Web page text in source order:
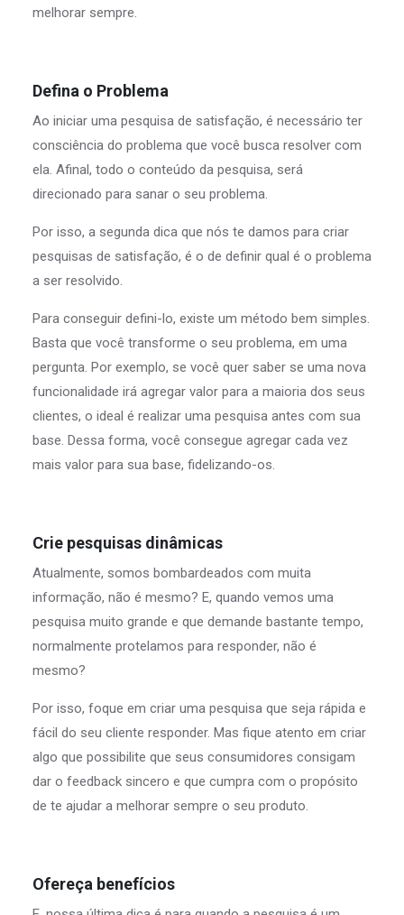
melhorar sempre.
Defina o Problema
Ao iniciar uma pesquisa de satisfação, é necessário ter
consciência do problema que você busca resolver com
ela. Afinal, todo o conteúdo da pesquisa, será
direcionado para sanar o seu problema.
Por isso, a segunda dica que nós te damos para criar
pesquisas de satisfação, é o de definir qual é o problema
a ser resolvido.
Para conseguir defini-lo, existe um método bem simples.
Basta que você transforme o seu problema, em uma
pergunta. Por exemplo, se você quer saber se uma nova
funcionalidade irá agregar valor para a maioria dos seus
clientes, o ideal é realizar uma pesquisa antes com sua
base. Dessa forma, você consegue agregar cada vez
mais valor para sua base, fidelizando-os.
Crie pesquisas dinâmicas
Atualmente, somos bombardeados com muita
informação, não é mesmo? E, quando vemos uma
pesquisa muito grande e que demande bastante tempo,
normalmente protelamos para responder, não é
mesmo?
Por isso, foque em criar uma pesquisa que seja rápida e
fácil do seu cliente responder. Mas fique atento em criar
algo que possibilite que seus consumidores consigam
dar o feedback sincero e que cumpra com o propósito
de te ajudar a melhorar sempre o seu produto.
Ofereça benefícios